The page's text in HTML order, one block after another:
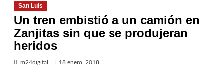
San Luis
Un tren embistió a un camión en
Zanjitas sin que se produjeran
heridos
m24digital 18 enero, 2018